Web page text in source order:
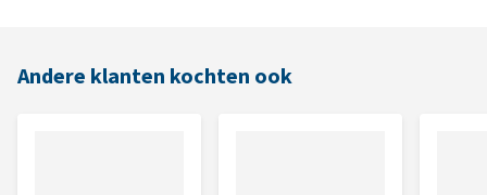
Andere klanten kochten ook